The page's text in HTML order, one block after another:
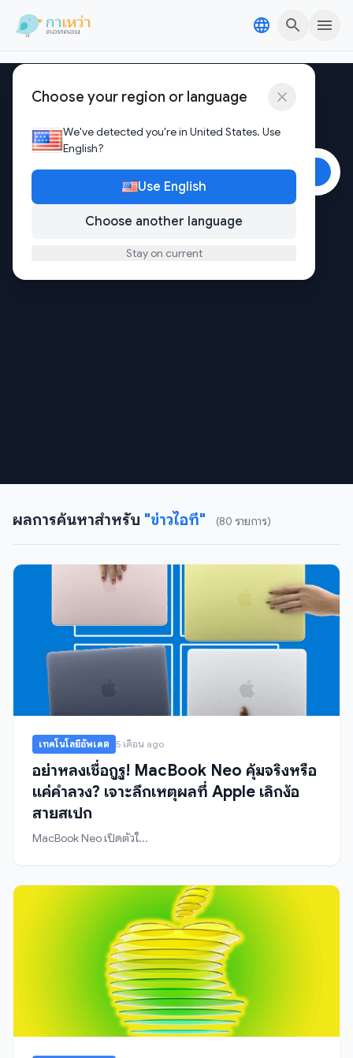
Choose your region or language
We've detected you're in United States. Use
English?
Use English
Choose another language
Stay on current
ค้นหาข่าวและเทรนด์ล่าสุด
ค้นหา
คำค้นยอดฮิต:เงินดิจิตอล,บิทคอยน์,หาเงินออนไลน์
ผลการค้นหาสำหรับ "ข่าวไอที" (80 รายการ)
เทคโนโลยีอัพเดต 5 เดือน ago
อย่าหลงเชื่อกูรู! MacBook Neo คุ้มจริงหรือ
แค่คำลวง? เจาะลึกเหตุผลที่ Apple เลิกง้อ
สายสเปก
MacBook Neo เปิดตัวใ...